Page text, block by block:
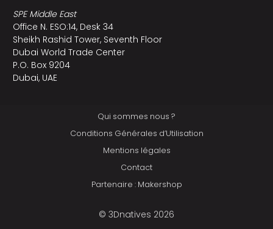
SPE Middle East
Office N. ESO:14, Desk 34
Sheikh Rashid Tower, Seventh Floor
Dubai World Trade Center
P.O. Box 9204
Dubai, UAE
Qui sommes nous ?
Conditions Générales d’Utilisation
Mentions légales
Contact
Partenaire : Makershop
© 3Dnatives 2026